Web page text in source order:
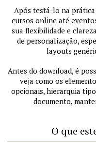
Após testá-lo na prática
cursos online até
sua flexibilidade e
de personalização,
layouts
Antes do download, é
veja como os
opcionais, hierarquia
documento,
O que